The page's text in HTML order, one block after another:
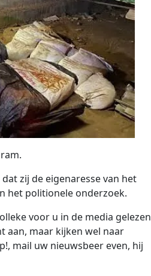
zij de eigenaresse van het
het politionele onderzoek.
voor u in de media gelezen
aan, maar kijken wel naar
mail uw nieuwsbeer even, hij